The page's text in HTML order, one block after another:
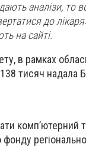
аналізи, то
до
на сайті.
в рамках
тисяч надала
комп’ютерний